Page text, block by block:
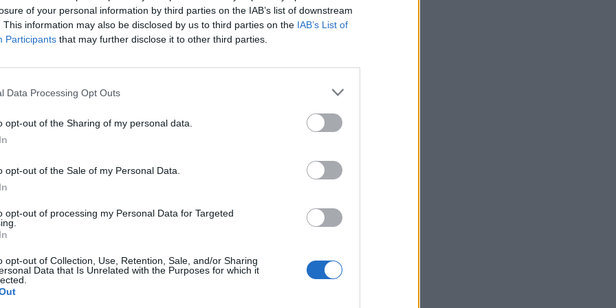
of your personal information by third parties on the IAB’s list of downstream
This information may also be disclosed by us to third parties on the IAB’s List of
Participants that may further disclose it to other third parties.
Data Processing Opt Outs
opt-out of the Sharing of my personal data.
opt-out of the Sale of my Personal Data.
opt-out of processing my Personal Data for Targeted
opt-out of Collection, Use, Retention, Sale, and/or Sharing
Data that Is Unrelated with the Purposes for which it
a déli irányból érő fenyegetések ellen.
ülésének eredményeiről tartott sajtótájékoztatóján a főtitkár elmondta: A Kelet-
hat parancsnoki központ kiegészíteseként döntés született arról, hogy új
NATO kész katonákat küldeni Törökországba...
portfolio.hu hírarchívumához tartozik, melynek olvasása előfizetéses
tartalmazza:
cikkarchívum
elmúlt 2 év napon belüli
Előfizetés